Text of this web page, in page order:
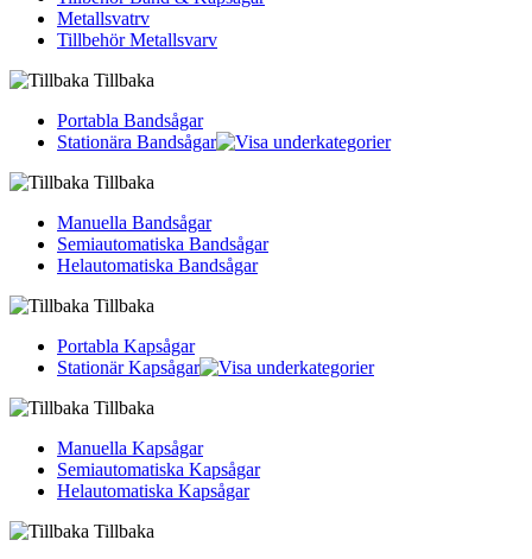
Metallsvatrv
Tillbehör Metallsvarv
Tillbaka
Portabla Bandsågar
Stationära Bandsågar
Tillbaka
Manuella Bandsågar
Semiautomatiska Bandsågar
Helautomatiska Bandsågar
Tillbaka
Portabla Kapsågar
Stationär Kapsågar
Tillbaka
Manuella Kapsågar
Semiautomatiska Kapsågar
Helautomatiska Kapsågar
Tillbaka